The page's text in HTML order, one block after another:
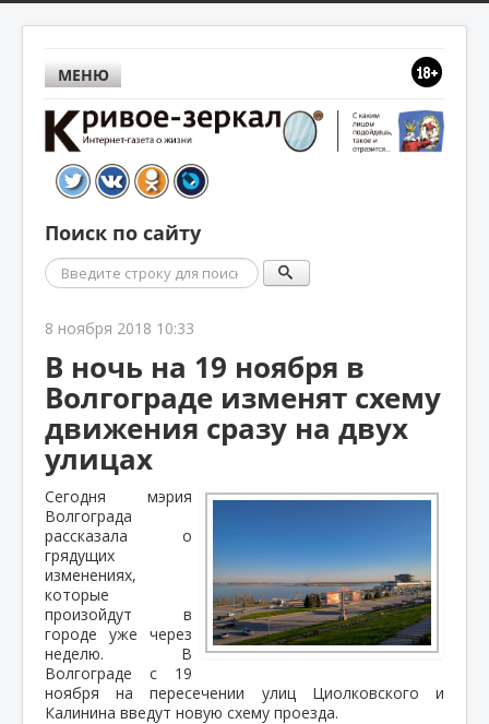
МЕНЮ
Поиск по сайту
Поиск
8 ноября 2018 10:33
В ночь на 19 ноября в
Волгограде изменят схему
движения сразу на двух
улицах
Сегодня мэрия
Волгограда
рассказала о
грядущих
изменениях,
которые
произойдут в
городе уже через
неделю. В
Волгограде с 19
ноября на пересечении улиц Циолковского и
Калинина введут новую схему проезда.